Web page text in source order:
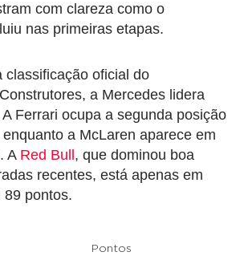
com clareza como o
nas primeiras etapas.
classificação oficial do
a Mercedes lidera
Ferrari ocupa a segunda posição
a McLaren aparece em
A Red Bull , que dominou boa
recentes, está apenas em
89 pontos.
Pontos